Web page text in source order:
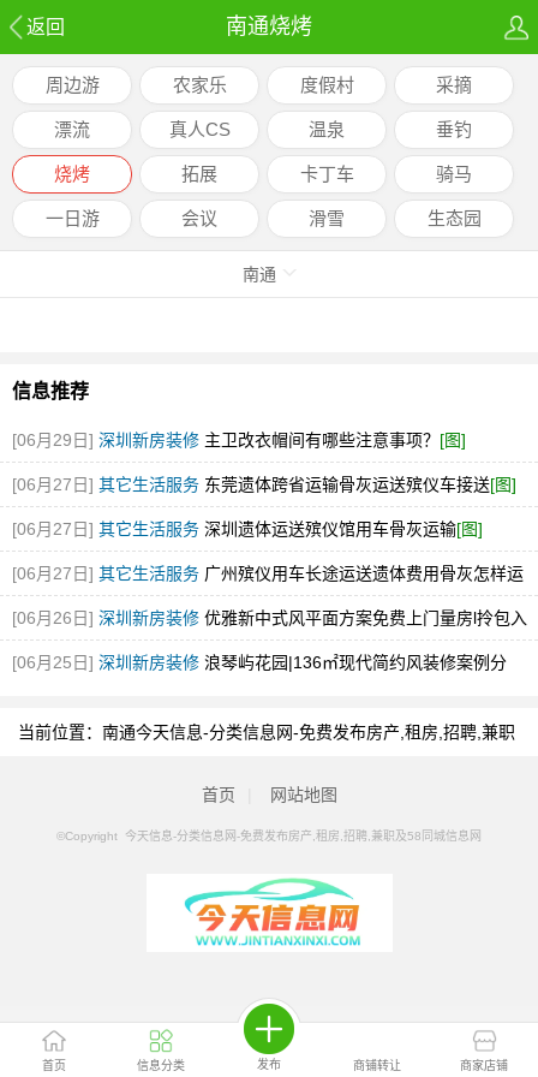
返回 南通烧烤
首页 信息分类 发布 商铺转让 商家店铺
周边游 农家乐 度假村 采摘
漂流 真人CS 温泉 垂钓
烧烤 拓展 卡丁车 骑马
一日游 会议 滑雪 生态园
南通
信息推荐
[06月29日] 深圳新房装修 主卫改衣帽间有哪些注意事项？ [图]
[06月27日] 其它生活服务 东莞遗体跨省运输骨灰运送殡仪车接送[图]
[06月27日] 其它生活服务 深圳遗体运送殡仪馆用车骨灰运输[图]
[06月27日] 其它生活服务 广州殡仪用车长途运送遗体费用骨灰怎样运
输[图]
[06月26日] 深圳新房装修 优雅新中式风平面方案免费上门量房l拎包入
住！[图]
[06月25日] 深圳新房装修 浪琴屿花园|136㎡现代简约风装修案例分
当前位置： 南通今天信息-分类信息网-免费发布房产,租房,招聘,兼职
首页 网站地图
©Copyright 今天信息-分类信息网-免费发布房产,租房,招聘,兼职及58同城信息网